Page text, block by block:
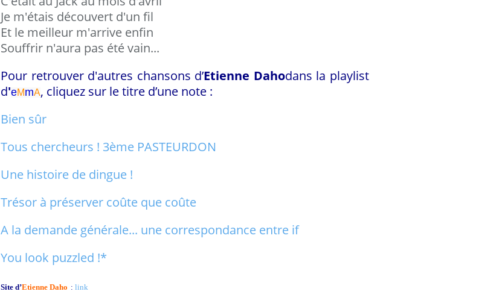
Je m'étais découvert d'un fil
Et le meilleur m'arrive enfin
Souffrir n'aura pas été vain...
Pour retrouver d'autres chansons d’Etienne Dahodans la playlist
d'eMmA, cliquez sur le titre d’une note :
Bien sûr
Tous chercheurs ! 3ème PASTEURDON
Une histoire de dingue !
Trésor à préserver coûte que coûte
A la demande générale... une correspondance entre if
You look puzzled !*
Site d’Etienne Daho : link